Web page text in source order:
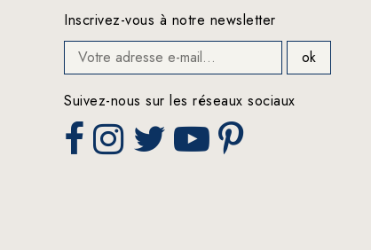
Inscrivez-vous à notre newsletter
Suivez-nous sur les réseaux sociaux